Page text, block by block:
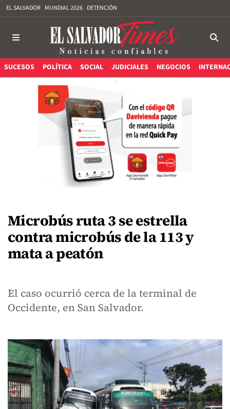
EL SALVADOR MUNDIAL 2026 DETENCIÓN
SUCESOS POLÍTICA SOCIAL JUDICIALES NEGOCIOS
Microbús ruta 3 se estrella
contra microbús de la 113 y
mata a peatón
El caso ocurrió cerca de la terminal de
Occidente, en San Salvador.